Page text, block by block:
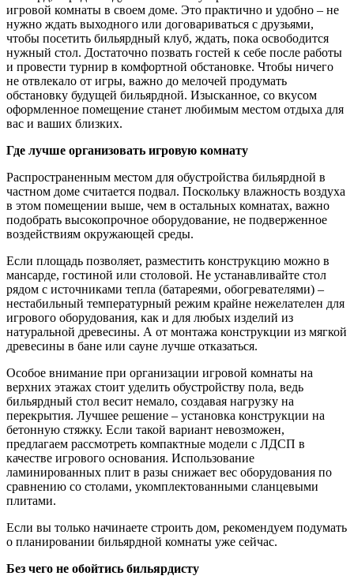
игровой комнаты в своем доме. Это практично и удобно – не
нужно ждать выходного или договариваться с друзьями,
чтобы посетить бильярдный клуб, ждать, пока освободится
нужный стол. Достаточно позвать гостей к себе после работы
и провести турнир в комфортной обстановке. Чтобы ничего
не отвлекало от игры, важно до мелочей продумать
обстановку будущей бильярдной. Изысканное, со вкусом
оформленное помещение станет любимым местом отдыха для
вас и ваших близких.
Где лучше организовать игровую комнату
Распространенным местом для обустройства бильярдной в
частном доме считается подвал. Поскольку влажность воздуха
в этом помещении выше, чем в остальных комнатах, важно
подобрать высокопрочное оборудование, не подверженное
воздействиям окружающей среды.
Если площадь позволяет, разместить конструкцию можно в
мансарде, гостиной или столовой. Не устанавливайте стол
рядом с источниками тепла (батареями, обогревателями) –
нестабильный температурный режим крайне нежелателен для
игрового оборудования, как и для любых изделий из
натуральной древесины. А от монтажа конструкции из мягкой
древесины в бане или сауне лучше отказаться.
Особое внимание при организации игровой комнаты на
верхних этажах стоит уделить обустройству пола, ведь
бильярдный стол весит немало, создавая нагрузку на
перекрытия. Лучшее решение – установка конструкции на
бетонную стяжку. Если такой вариант невозможен,
предлагаем рассмотреть компактные модели с ЛДСП в
качестве игрового основания. Использование
ламинированных плит в разы снижает вес оборудования по
сравнению со столами, укомплектованными сланцевыми
плитами.
Если вы только начинаете строить дом, рекомендуем подумать
о планировании бильярдной комнаты уже сейчас.
Без чего не обойтись бильярдисту